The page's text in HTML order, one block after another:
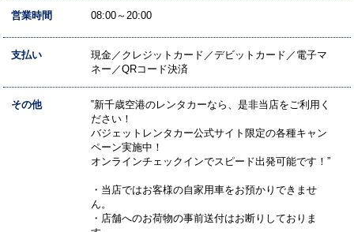
営業時間 08:00～20:00
支払い
現金／クレジットカード／デビットカード／電子マ
ネー／QRコード決済
その他
‟新千歳空港のレンタカーなら、是非当店をご利用く
ださい！
バジェットレンタカー公式サイト限定の各種キャン
ペーン実施中！
オンラインチェックインでスピード出発可能です！”
・当店ではお客様の自家用車をお預かりできませ
ん。
・店舗へのお荷物の事前送付はお断りしておりま